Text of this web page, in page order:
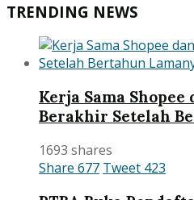
TRENDING NEWS
Kerja Sama Shopee
Berakhir Setelah
1693 shares
Share 677 Tweet 423